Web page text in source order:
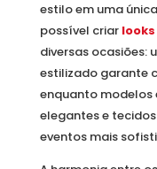
estilo em uma
possível criar
diversas ocasiões:
estilizado garante
enquanto
elegantes e
eventos mais